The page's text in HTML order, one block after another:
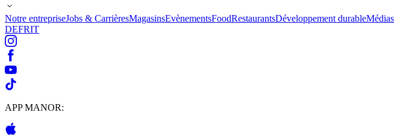
Notre entrepriseJobs & CarrièresMagasinsEvènementsFoodRestaurantsDéveloppement durableMédias
DEFRIT
APP MANOR: